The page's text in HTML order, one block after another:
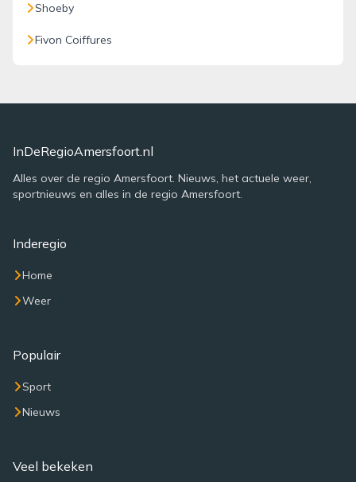
Shoeby
Fivon Coiffures
InDeRegioAmersfoort.nl
Alles over de regio Amersfoort. Nieuws, het actuele weer,
sportnieuws en alles in de regio Amersfoort.
Inderegio
Home
Weer
Populair
Sport
Nieuws
Veel bekeken